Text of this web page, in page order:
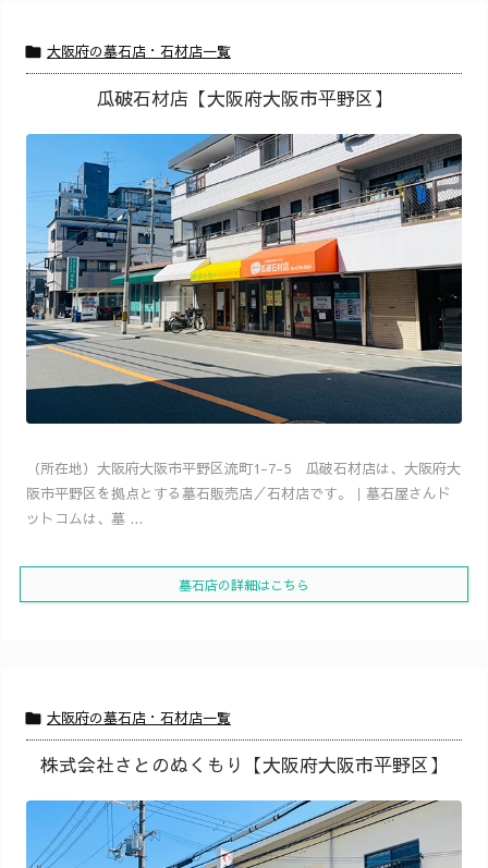
 大阪府の墓石店・石材店一覧
瓜破石材店【大阪府大阪市平野区】
（所在地）大阪府大阪市平野区流町1-7-5 瓜破石材店は、大阪府大
阪市平野区を拠点とする墓石販売店／石材店です。｜墓石屋さんド
ットコムは、墓 ...
墓石店の詳細はこちら
 大阪府の墓石店・石材店一覧
株式会社さとのぬくもり【大阪府大阪市平野区】